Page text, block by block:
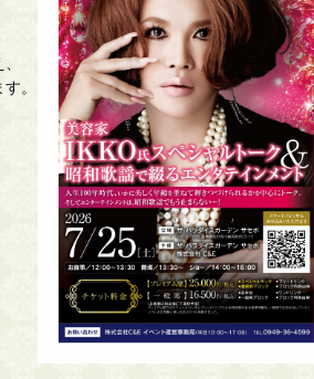
。